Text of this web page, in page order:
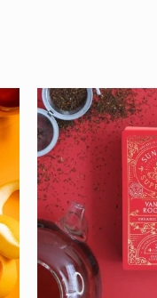
tuotteen
sivulla.